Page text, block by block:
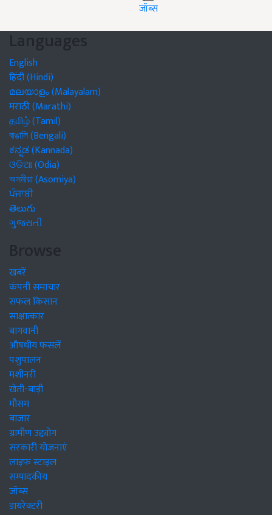
जॉब्स
Languages
English
हिंदी (Hindi)
മലയാളം (Malayalam)
मराठी (Marathi)
தமிழ் (Tamil)
বাঙালি (Bengali)
ಕನ್ನಡ (Kannada)
ଓଡିଆ (Odia)
অসমীয়া (Asomiya)
ਪੰਜਾਬੀ
తెలుగు
ગુજરાતી
Browse
खबरें
कंपनी समाचार
सफल किसान
साक्षात्कार
बागवानी
औषधीय फसलें
पशुपालन
मशीनरी
खेती-बाड़ी
मौसम
बाजार
ग्रामीण उद्द्योग
सरकारी योजनाएं
लाइफ स्टाइल
सम्पादकीय
जॉब्स
डायरेक्टरी